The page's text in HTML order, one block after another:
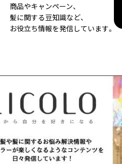
商品やキャンペーン、
髪に関する豆知識など、
お役立ち情報を発信しています。